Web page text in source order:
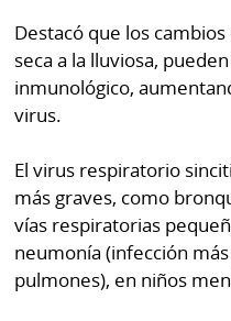
Hoy
⌾
Sábado
Picante
Repregunta
Cual
⌾
Censura
Destacó que los
seca a la lluviosa,
inmunológico,
virus.
El virus respiratorio
más graves, como
vías respiratorias
neumonía (infección
pulmones), en niños